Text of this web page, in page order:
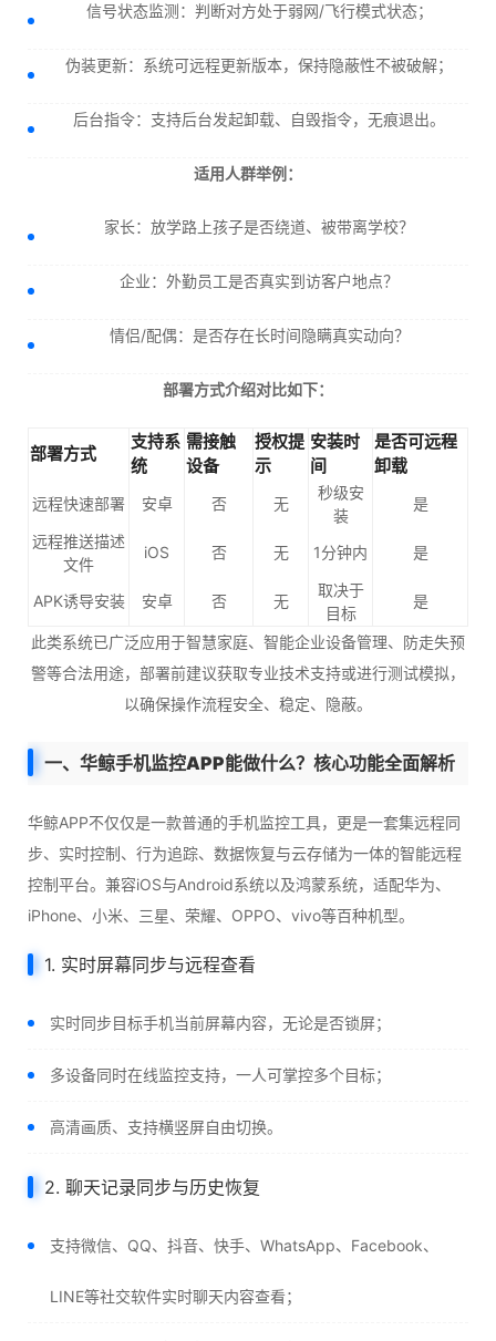
信号状态监测：判断对方处于弱网/飞行模式状态；
伪装更新：系统可远程更新版本，保持隐蔽性不被破解；
后台指令：支持后台发起卸载、自毁指令，无痕退出。
适用人群举例：
家长：放学路上孩子是否绕道、被带离学校？
企业：外勤员工是否真实到访客户地点？
情侣/配偶：是否存在长时间隐瞒真实动向？
部署方式介绍对比如下：
部署方式
支持系
统
需接触
设备
授权提
示
安装时
间
是否可远程
卸载
远程快速部署 安卓 否 无
秒级安
装
是
远程推送描述
文件
iOS 否 无 1分钟内 是
APK诱导安装 安卓 否 无
取决于
目标
是
此类系统已广泛应用于智慧家庭、智能企业设备管理、防走失预
警等合法用途，部署前建议获取专业技术支持或进行测试模拟，
以确保操作流程安全、稳定、隐蔽。
一、华鲸手机监控APP能做什么？核心功能全面解析
华鲸APP不仅仅是一款普通的手机监控工具，更是一套集远程同
步、实时控制、行为追踪、数据恢复与云存储为一体的智能远程
控制平台。兼容iOS与Android系统以及鸿蒙系统，适配华为、
iPhone、小米、三星、荣耀、OPPO、vivo等百种机型。
1. 实时屏幕同步与远程查看
实时同步目标手机当前屏幕内容，无论是否锁屏；
多设备同时在线监控支持，一人可掌控多个目标；
高清画质、支持横竖屏自由切换。
2. 聊天记录同步与历史恢复
支持微信、QQ、抖音、快手、WhatsApp、Facebook、
LINE等社交软件实时聊天内容查看；